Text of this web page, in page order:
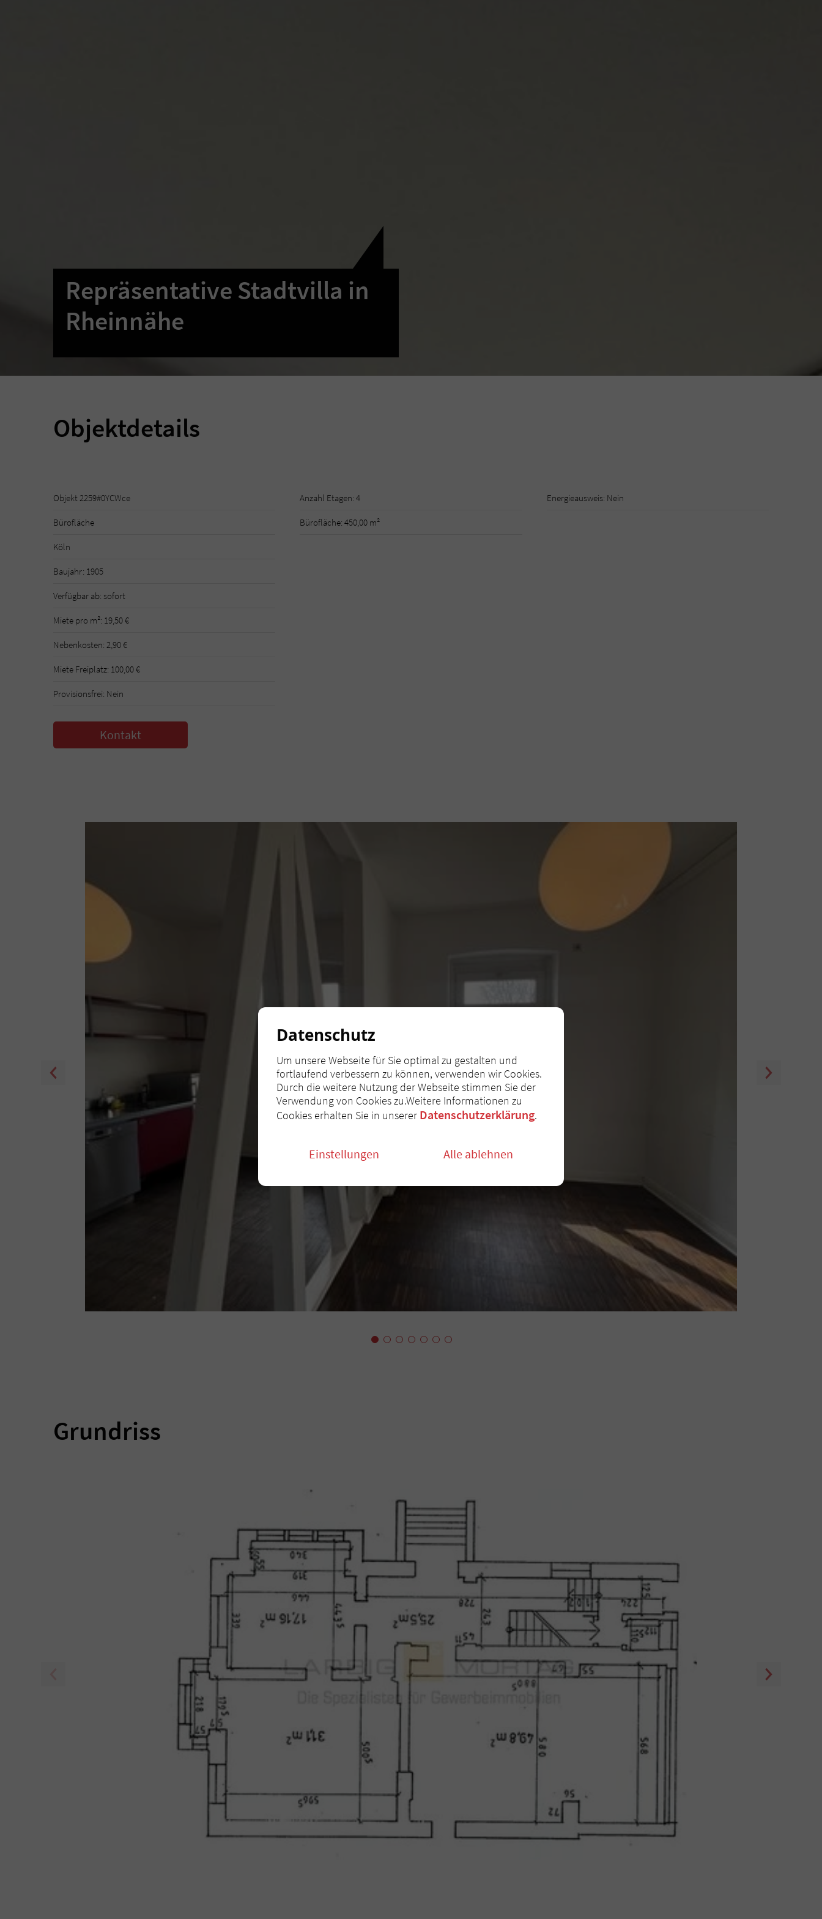
Repräsentative Stadtvilla in
Rheinnähe
Objektdetails
Objekt 2259#0YCWce
Bürofläche
Köln
Baujahr: 1905
Verfügbar ab: sofort
Miete pro m²: 19,50 €
Nebenkosten: 2,90 €
Miete Freiplatz: 100,00 €
Provisionsfrei: Nein
Kontakt
Anzahl Etagen: 4
Bürofläche: 450,00 m²
Energieausweis: Nein
Grundriss
Datenschutz
Um unsere Webseite für Sie optimal zu gestalten und
fortlaufend verbessern zu können, verwenden wir Cookies.
Durch die weitere Nutzung der Webseite stimmen Sie der
Verwendung von Cookies zu.Weitere Informationen zu
Cookies erhalten Sie in unserer Datenschutzerklärung.
Einstellungen Alle ablehnen